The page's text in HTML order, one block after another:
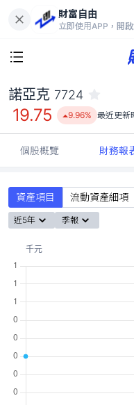
財富自由
立即使用APP，開
諾亞克 7724
19.75 9.96% 最近更新
個股概覽 財務報
資產項目 流動資產細項
近5年 季報